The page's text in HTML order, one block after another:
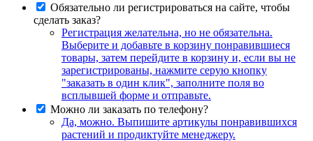
Обязательно ли регистрироваться на сайте, чтобы
сделать заказ?
Регистрация желательна, но не обязательна.
Выберите и добавьте в корзину понравившиеся
товары, затем перейдите в корзину и, если вы не
зарегистрированы, нажмите серую кнопку
"заказать в один клик", заполните поля во
всплывшей форме и отправьте.
Можно ли заказать по телефону?
Да, можно. Выпишите артикулы понравившихся
растений и продиктуйте менеджеру.